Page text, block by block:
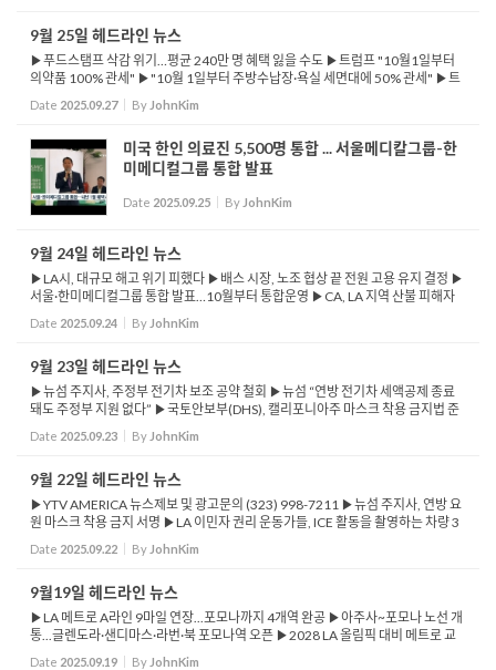
9월 25일 헤드라인 뉴스
▶푸드스탬프 삭감 위기…평균 240만 명 혜택 잃을 수도 ▶트럼프 "10월1일부터
의약품 100% 관세" ▶"10월 1일부터 주방수납장·욕실 세면대에 50% 관세" ▶트
럼프 "10월 1일부터 외국산 대형트럭에 25% 관세 부과" ▶LA시, 26억 달러 규모
컨벤션 센...
Date 2025.09.27 By JohnKim
미국 한인 의료진 5,500명 통합 ... 서울메디칼그룹-한
미메디컬그룹 통합 발표
Date 2025.09.25 By JohnKim
9월 24일 헤드라인 뉴스
▶LA시, 대규모 해고 위기 피했다 ▶배스 시장, 노조 협상 끝 전원 고용 유지 결정 ▶
서울·한미메디컬그룹 통합 발표…10월부터 통합운영 ▶CA, LA 지역 산불 피해자
최대 1년간 모기지 감면 혜택 ▶US뉴스, 2026년 CA대학 순위... 스탠포드 1위&mi
ddo...
Date 2025.09.24 By JohnKim
9월 23일 헤드라인 뉴스
▶뉴섬 주지사, 주정부 전기차 보조 공약 철회 ▶뉴섬 “연방 전기차 세액공제 종료
돼도 주정부 지원 없다” ▶국토안보부(DHS), 캘리포니아주 마스크 착용 금지법 준
수하지 않을 것 밝혀 ▶DHS, 가족 정보 유출·표적화 우려 이유로 마스크 착용 ...
Date 2025.09.23 By JohnKim
9월 22일 헤드라인 뉴스
▶YTV AMERICA 뉴스제보 및 광고문의 (323) 998-7211 ▶뉴섬 주지사, 연방 요
원 마스크 착용 금지 서명 ▶LA 이민자 권리 운동가들, ICE 활동을 촬영하는 차량 3
대 동원해 ▶트럼프 행정부, 사회보장 은퇴 연령 상향 방안 검토 ▶아마존, 프라임
가입·탈퇴 ...
Date 2025.09.22 By JohnKim
9월19일 헤드라인 뉴스
▶LA 메트로 A라인 9마일 연장...포모나까지 4개역 완공 ▶아주사~포모나 노선 개
통...글렌도라·샌디마스·라번·북 포모나역 오픈 ▶2028 LA 올림픽 대비 메트로 교
통 인프라 확대 ▶포모나, 대규모 마약·총기 단속…17명 검거 ▶...
Date 2025.09.19 By JohnKim